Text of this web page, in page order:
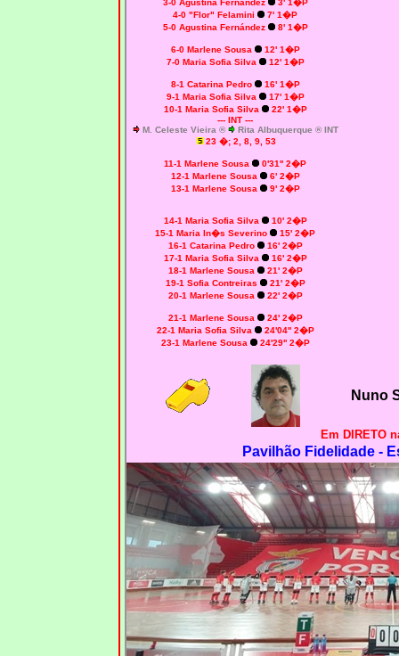
3-0 Agustina Fernández
3' 1�P
4-0 "Flor" Felamini
7' 1�P
5-0 Agustina Fernández 8' 1�P
6-0 Marlene Sousa
12' 1�P
7-0 Maria Sofia Silva 12' 1�P
8-1 Catarina Pedro
16' 1�P
9-1 Maria Sofia Silva
17' 1�P
10-1 Maria Sofia Silva
22' 1�P
--- INT ---
M. Celeste Vieira ®
Rita Albuquerque ® INT
23 �; 2, 8, 9, 53
11-1 Marlene Sousa
0'31'' 2�P
12-1 Marlene Sousa
6' 2�P
13-1 Marlene Sousa 9' 2�P
14-1 Maria Sofia Silva
10' 2�P
15-1 Maria In�s Severino
15' 2�P
16-1 Catarina Pedro
16' 2�P
17-1 Maria Sofia Silva
16' 2�P
18-1 Marlene Sousa
21' 2�P
19-1 Sofia Contreiras
21' 2�P
20-1 Marlene Sousa 22' 2�P
21-1 Marlene Sousa
24' 2�P
22-1 Maria Sofia Silva
24'04'' 2�P
23-1 Marlene Sousa 24'29'' 2�P
Nuno
Em DIRETO
Pavilhão Fidelidade -